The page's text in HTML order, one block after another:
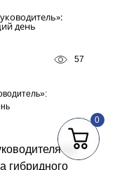
день
57
не
гибридного
0